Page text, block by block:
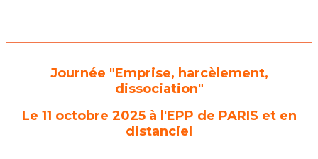
Journée "Emprise, harcèlement,
dissociation"
Le 11 octobre 2025 à l'EPP de PARIS et en
distanciel